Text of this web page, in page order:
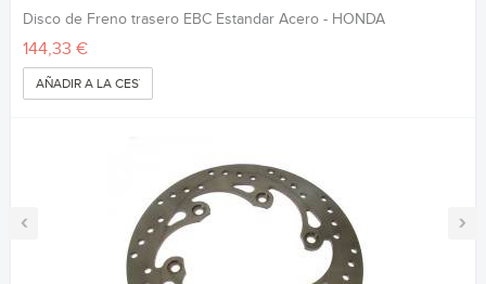
‹ ›
Disco de Freno trasero EBC Estandar Acero - HONDA
144,33 €
AÑADIR A LA CESTA